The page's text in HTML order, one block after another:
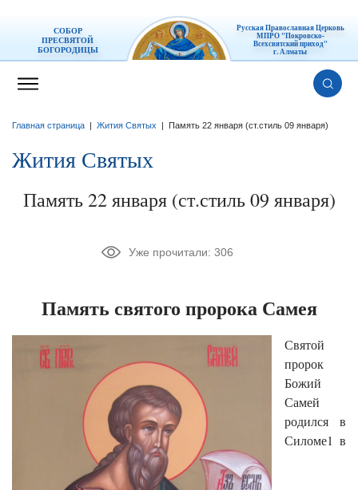
СОБОР
ПРЕСВЯТОЙ
БОГОРОДИЦЫ
Русская Православная Церковь
МПРО "Покровско-
Всехсвятский приход"
г. Алматы
Главная страница Жития Святых Память 22 января (ст.стиль 09 января)
Жития Святых
Память 22 января (ст.стиль 09 января)
Уже прочитали: 306
Память святого пророка Самея
Святой
пророк
Божий
Самей
родился в
Силоме1 в